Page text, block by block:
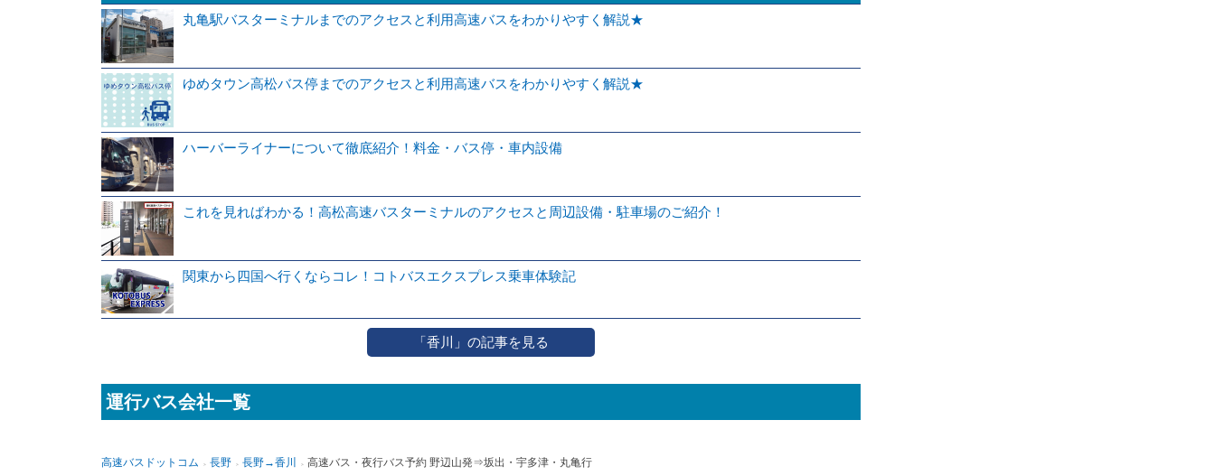
丸亀駅バスターミナルまでのアクセスと利用高速バスをわかりやすく解説★
ゆめタウン高松バス停までのアクセスと利用高速バスをわかりやすく解説★
ハーバーライナーについて徹底紹介！料金・バス停・車内設備
これを見ればわかる！高松高速バスターミナルのアクセスと周辺設備・駐車場のご紹介！
関東から四国へ行くならコレ！コトバスエクスプレス乗車体験記
「香川」の記事を見る
運行バス会社一覧
高速バスドットコム 長野 長野→香川 高速バス・夜行バス予約 野辺山発⇒坂出・宇多津・丸亀行